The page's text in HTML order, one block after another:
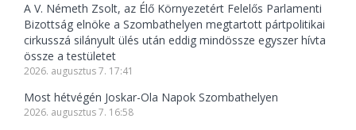
A V. Németh Zsolt, az Élő Környezetért Felelős Parlamenti
Bizottság elnöke a Szombathelyen megtartott pártpolitikai
cirkusszá silányult ülés után eddig mindössze egyszer hívta
össze a testületet
2026. augusztus 7. 17:41
Most hétvégén Joskar-Ola Napok Szombathelyen
2026. augusztus 7. 16:58